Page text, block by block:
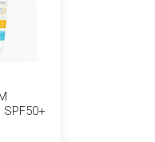
SPF50+